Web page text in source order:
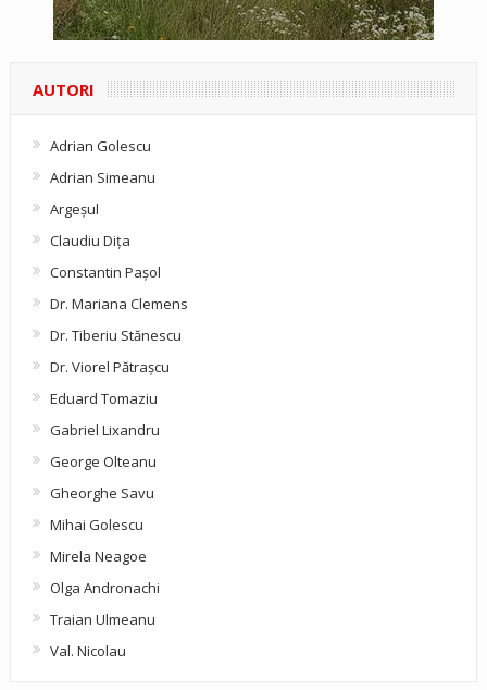
AUTORI
Adrian Golescu
Adrian Simeanu
Argeşul
Claudiu Diţa
Constantin Pașol
Dr. Mariana Clemens
Dr. Tiberiu Stănescu
Dr. Viorel Pătraşcu
Eduard Tomaziu
Gabriel Lixandru
George Olteanu
Gheorghe Savu
Mihai Golescu
Mirela Neagoe
Olga Andronachi
Traian Ulmeanu
Val. Nicolau